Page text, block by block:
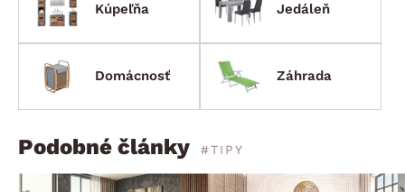
Kúpeľňa Jedáleň
Domácnosť Záhrada
Podobné články #TIPY